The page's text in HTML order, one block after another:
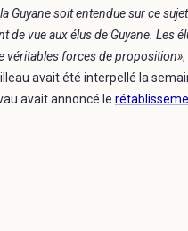
Guyane soit entendue sur ce
de vue aux élus de Guyane. Les
véritables forces de proposition»
avait été interpellé la
avait annoncé le